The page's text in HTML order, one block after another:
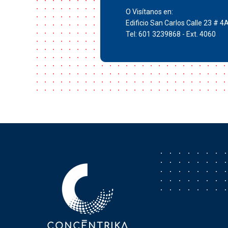
O Visítanos en:
Edificio San Carlos Calle 23 #
Tel: 601 3239868 - Ext. 4060